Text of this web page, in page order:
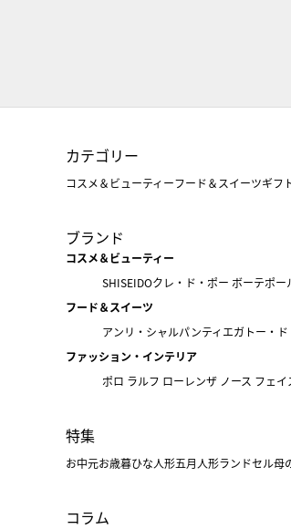
カテゴリー
コスメ＆ビューティーフード＆スイーツギフ
ブランド
コスメ＆ビューティー
SHISEIDOクレ・ド・ポー ボーテポー
フード＆スイーツ
アンリ・シャルパンティエガトー・ド
ファッション・インテリア
ポロ ラルフ ローレンザ ノース フェイ
特集
お中元お歳暮ひな人形五月人形ランドセル母
コラム